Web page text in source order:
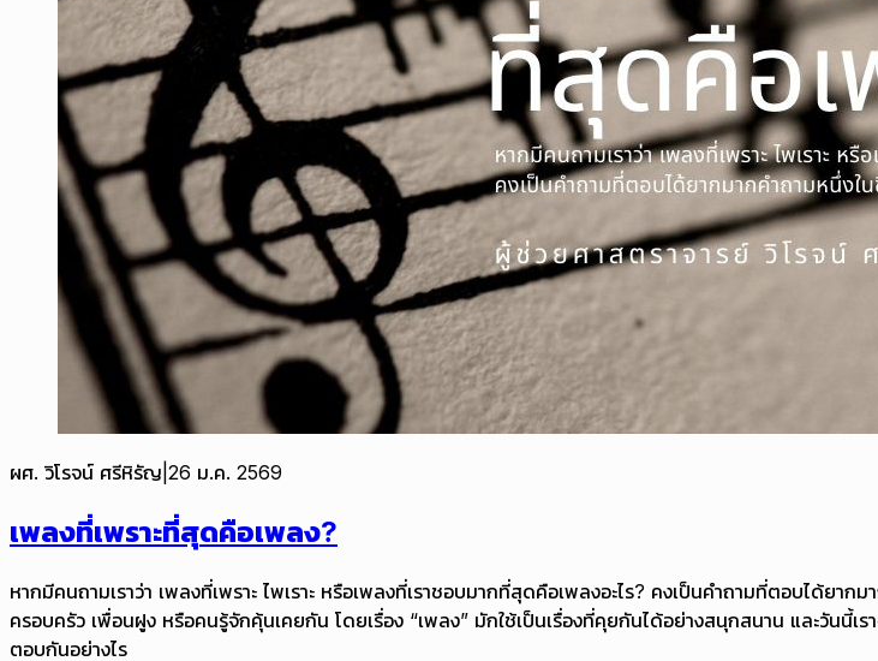
ผศ. วิโรจน์ ศรีหิรัญ 26 ม.ค. 2569
เพลงที่เพราะที่สุดคือเพลง?
หากมีคนถามเราว่า เพลงที่เพราะ ไพเราะ หรือเพลงที่เราชอบมากที่สุดคือเพลงอะไร? คงเป็นคำถามที่ตอบได้ยา
ครอบครัว เพื่อนฝูง หรือคนรู้จักคุ้นเคยกัน โดยเรื่อง “เพลง” มักใช้เป็นเรื่องที่คุยกันได้อย่างสนุกสนาน และวันนี้เ
ตอบกันอย่างไร